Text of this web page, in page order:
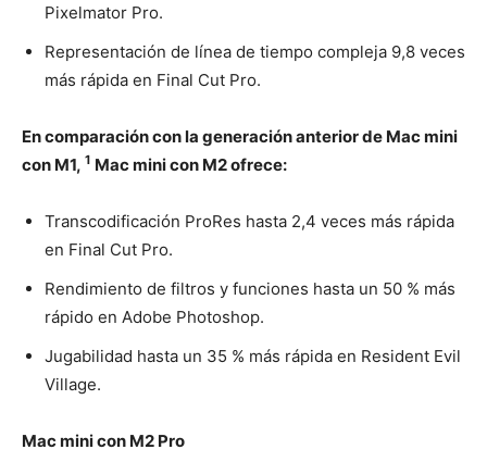
Pixelmator Pro.
Representación de línea de tiempo compleja 9,8 veces
más rápida en Final Cut Pro.
En comparación con la generación anterior de Mac mini
con M1, 1 Mac mini con M2 ofrece:
Transcodificación ProRes hasta 2,4 veces más rápida
en Final Cut Pro.
Rendimiento de filtros y funciones hasta un 50 % más
rápido en Adobe Photoshop.
Jugabilidad hasta un 35 % más rápida en Resident Evil
Village.
Mac mini con M2 Pro